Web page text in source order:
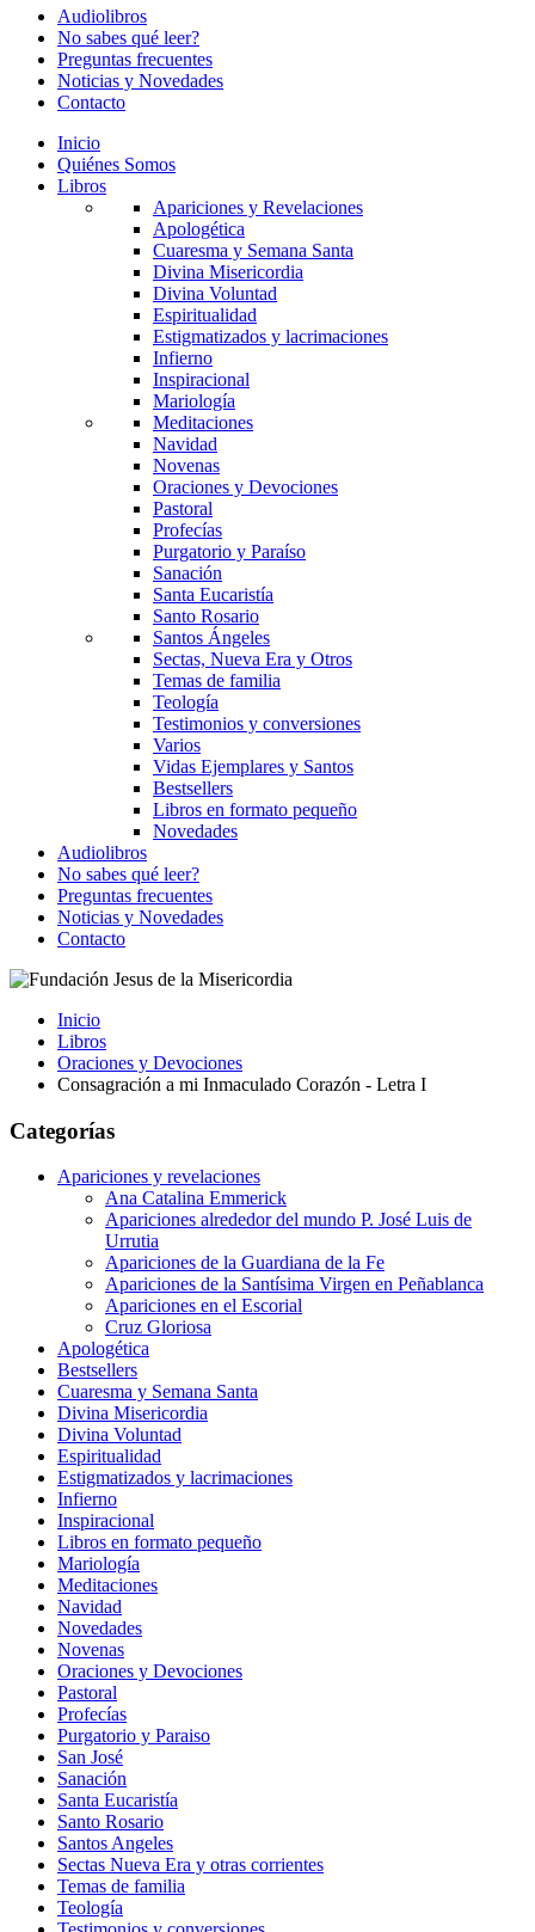
Audiolibros
No sabes qué leer?
Preguntas frecuentes
Noticias y Novedades
Contacto
Inicio
Quiénes Somos
Libros
Apariciones y Revelaciones
Apologética
Cuaresma y Semana Santa
Divina Misericordia
Divina Voluntad
Espiritualidad
Estigmatizados y lacrimaciones
Infierno
Inspiracional
Mariología
Meditaciones
Navidad
Novenas
Oraciones y Devociones
Pastoral
Profecías
Purgatorio y Paraíso
Sanación
Santa Eucaristía
Santo Rosario
Santos Ángeles
Sectas, Nueva Era y Otros
Temas de familia
Teología
Testimonios y conversiones
Varios
Vidas Ejemplares y Santos
Bestsellers
Libros en formato pequeño
Novedades
Audiolibros
No sabes qué leer?
Preguntas frecuentes
Noticias y Novedades
Contacto
Inicio
Libros
Oraciones y Devociones
Consagración a mi Inmaculado Corazón - Letra I
Categorías
Apariciones y revelaciones
Ana Catalina Emmerick
Apariciones alrededor del mundo P. José Luis de
Urrutia
Apariciones de la Guardiana de la Fe
Apariciones de la Santísima Virgen en Peñablanca
Apariciones en el Escorial
Cruz Gloriosa
Apologética
Bestsellers
Cuaresma y Semana Santa
Divina Misericordia
Divina Voluntad
Espiritualidad
Estigmatizados y lacrimaciones
Infierno
Inspiracional
Libros en formato pequeño
Mariología
Meditaciones
Navidad
Novedades
Novenas
Oraciones y Devociones
Pastoral
Profecías
Purgatorio y Paraiso
San José
Sanación
Santa Eucaristía
Santo Rosario
Santos Angeles
Sectas Nueva Era y otras corrientes
Temas de familia
Teología